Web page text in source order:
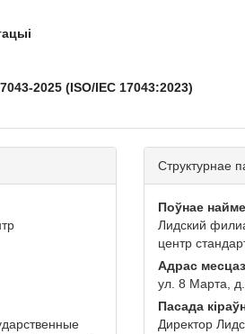
2025 (ISO/IEC 17043:2023)
Структурнае
Поўнае
Лидский
центр
Адрас
ул. 8 Марта,
Пасада
Директор